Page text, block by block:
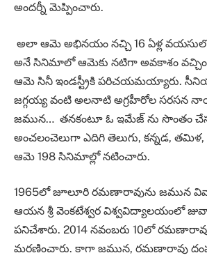
అందర్నీ మెప్పించారు.
అలా ఆమె అభినయం నచ్చి 16 ఏళ్ల వయసులోనే
అనే సినిమాలో ఆమెకు నటిగా అవకాశం
ఆమె సినీ ఇండస్ట్రీకి పరిచయమయ్యారు.
జగ్గయ్య వంటి అలనాటి అగ్రహీరోల సరసన
జమున… తనకంటూ ఓ ఇమేజ్ ను సొంతం
అంచలంచెలుగా ఎదిగి తెలుగు, కన్నడ,
ఆమె 198 సినిమాల్లో నటించారు.
1965లో జూలూరి రమణారావును జమున
ఆయన శ్రీ వెంకటేశ్వర విశ్వవిద్యాలయంలో
పనిచేశారు. 2014 నవంబరు 10లో
మరణించారు. కాగా జమున, రమణారావు